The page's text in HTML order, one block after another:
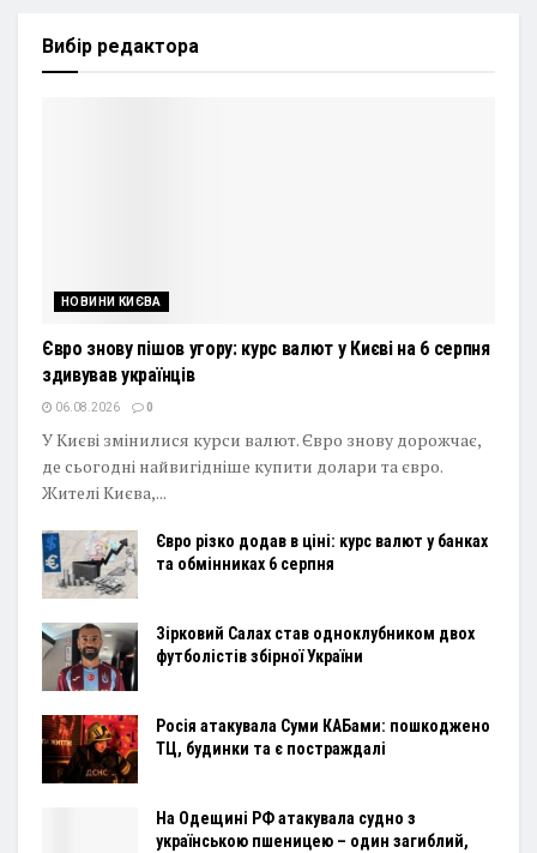
Вибір редактора
НОВИНИ КИЄВА
Євро знову пішов угору: курс валют у Києві на 6 серпня
здивував українців
06.08.2026 0
У Києві змінилися курси валют. Євро знову дорожчає,
де сьогодні найвигідніше купити долари та євро.
Жителі Києва,...
Євро різко додав в ціні: курс валют у банках
та обмінниках 6 серпня
Зірковий Салах став одноклубником двох
футболістів збірної України
Росія атакувала Суми КАБами: пошкоджено
ТЦ, будинки та є постраждалі
На Одещині РФ атакувала судно з
українською пшеницею – один загиблий,